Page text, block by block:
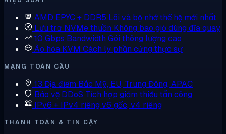
AMD EPYC + DDR5 Lõi và bộ nhớ thế hệ mới nhất
Lưu trữ NVMe thuần Không bao giờ dùng đĩa quay
10 Gbps Bandwidth Gói thông lượng cao
Ảo hóa KVM Cách ly phần cứng thực sự
MẠNG TOÀN CẦU
13 Địa điểm Bắc Mỹ, EU, Trung Đông, APAC
Bảo vệ DDoS Tích hợp giảm thiểu tấn công
IPv6 + IPv4 riêng v6 gốc, v4 riêng
THANH TOÁN & TIN CẬY